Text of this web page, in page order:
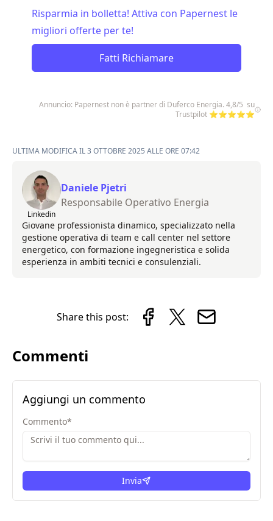
Risparmia in bolletta! Attiva con Papernest le
migliori offerte per te!
Fatti Richiamare
Annuncio: Papernest non è partner di Duferco Energia. 4,8/5 su
Trustpilot ⭐⭐⭐⭐⭐
ULTIMA MODIFICA IL 3 OTTOBRE 2025 ALLE ORE 07:42
Linkedin
Daniele Pjetri
Responsabile Operativo Energia
Giovane professionista dinamico, specializzato nella
gestione operativa di team e call center nel settore
energetico, con formazione ingegneristica e solida
esperienza in ambiti tecnici e consulenziali.
Share this post:
Commenti
Aggiungi un commento
Commento*
Invia